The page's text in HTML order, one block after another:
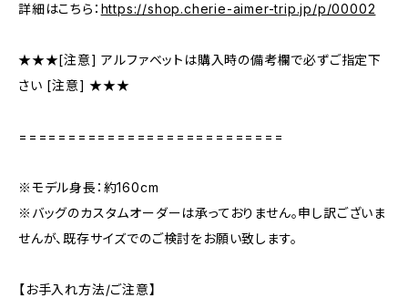
詳細はこちら： https://shop.cherie-aimer-trip.jp/p/00002
★★★[注意] アルファベットは購入時の備考欄で必ずご指定下
さい [注意] ★★★
===========================
※モデル身長：約160cm
※バッグのカスタムオーダーは承っておりません。申し訳ございま
せんが、既存サイズでのご検討をお願い致します。
【お手入れ方法/ご注意】